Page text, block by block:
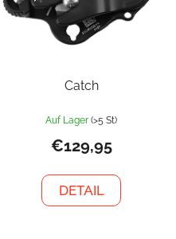
Catch
Auf Lager (>5 St)
€129,95
DETAIL